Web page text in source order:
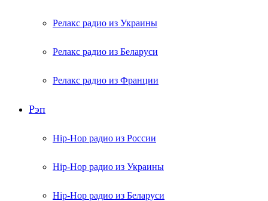
Релакс радио из Украины
Релакс радио из Беларуси
Релакс радио из Франции
Рэп
Hip-Hop радио из России
Hip-Hop радио из Украины
Hip-Hop радио из Беларуси